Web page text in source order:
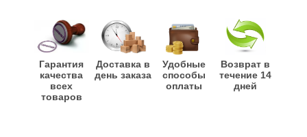
Гарантия
качества
всех
товаров
Доставка в
день заказа
Удобные
способы
оплаты
Возврат в
течение 14
дней